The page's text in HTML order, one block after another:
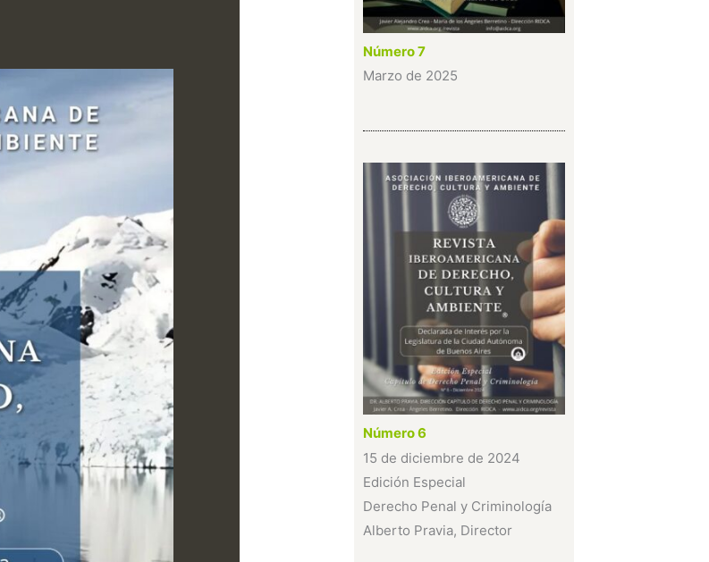
Número 7
Marzo de 2025
Número 6
15 de diciembre de 2024
Edición Especial
Derecho Penal y Criminología
Alberto Pravia, Director